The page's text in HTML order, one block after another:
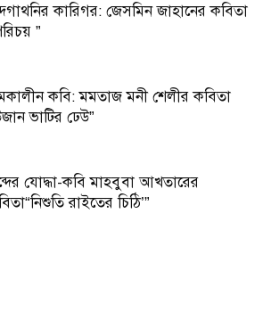
কারিগর: জেসমিন জাহানের কবিতা
”
কবি: মমতাজ মনী শেলীর কবিতা
ভাটির ঢেউ”
যোদ্ধা-কবি মাহবুবা আখতারের
রাইতের চিঠি’”